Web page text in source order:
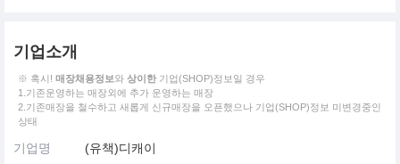
기업소개
※ 혹시! 매장채용정보와 상이한 기업(SHOP)정보일 경우
1.기존운영하는 매장외에 추가 운영하는 매장
2.기존매장을 철수하고 새롭게 신규매장을 오픈했으나 기업(SHOP)정보 미변경중인
상태
기업명 (유책)디캐이